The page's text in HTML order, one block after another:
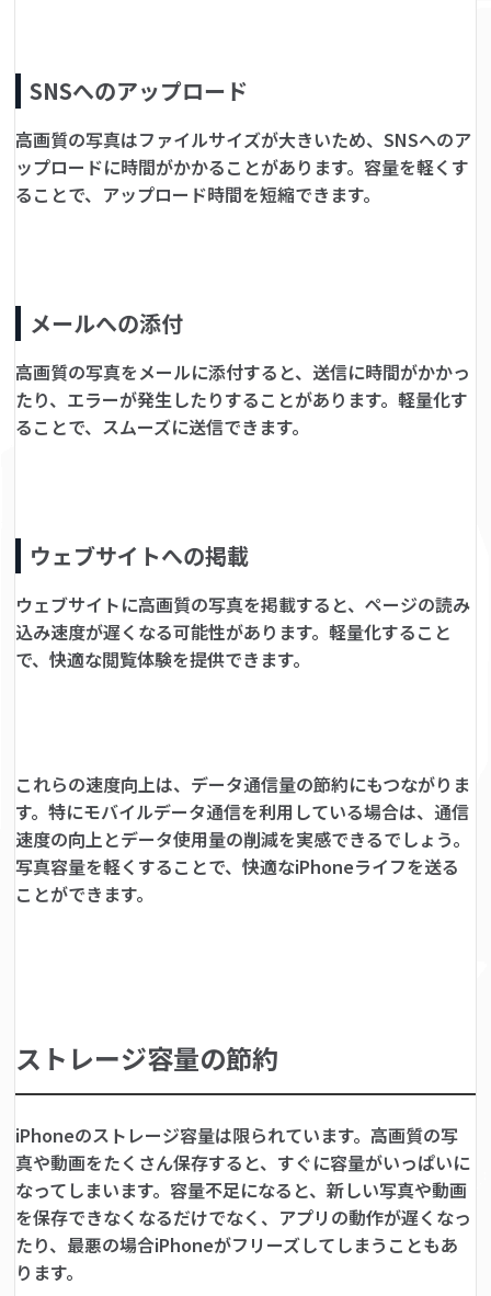
SNSへのアップロード
高画質の写真はファイルサイズが大きいため、SNSへのア
ップロードに時間がかかることがあります。容量を軽くす
ることで、アップロード時間を短縮できます。
メールへの添付
高画質の写真をメールに添付すると、送信に時間がかかっ
たり、エラーが発生したりすることがあります。軽量化す
ることで、スムーズに送信できます。
ウェブサイトへの掲載
ウェブサイトに高画質の写真を掲載すると、ページの読み
込み速度が遅くなる可能性があります。軽量化すること
で、快適な閲覧体験を提供できます。
これらの速度向上は、データ通信量の節約にもつながりま
す。特にモバイルデータ通信を利用している場合は、通信
速度の向上とデータ使用量の削減を実感できるでしょう。
写真容量を軽くすることで、快適なiPhoneライフを送る
ことができます。
ストレージ容量の節約
iPhoneのストレージ容量は限られています。高画質の写
真や動画をたくさん保存すると、すぐに容量がいっぱいに
なってしまいます。容量不足になると、新しい写真や動画
を保存できなくなるだけでなく、アプリの動作が遅くなっ
たり、最悪の場合iPhoneがフリーズしてしまうこともあ
ります。